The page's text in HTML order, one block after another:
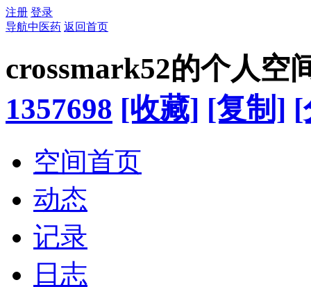
注册 登录
导航中医药 返回首页
crossmark52的个人空
1357698 [收藏] [复制] [
空间首页
动态
记录
日志